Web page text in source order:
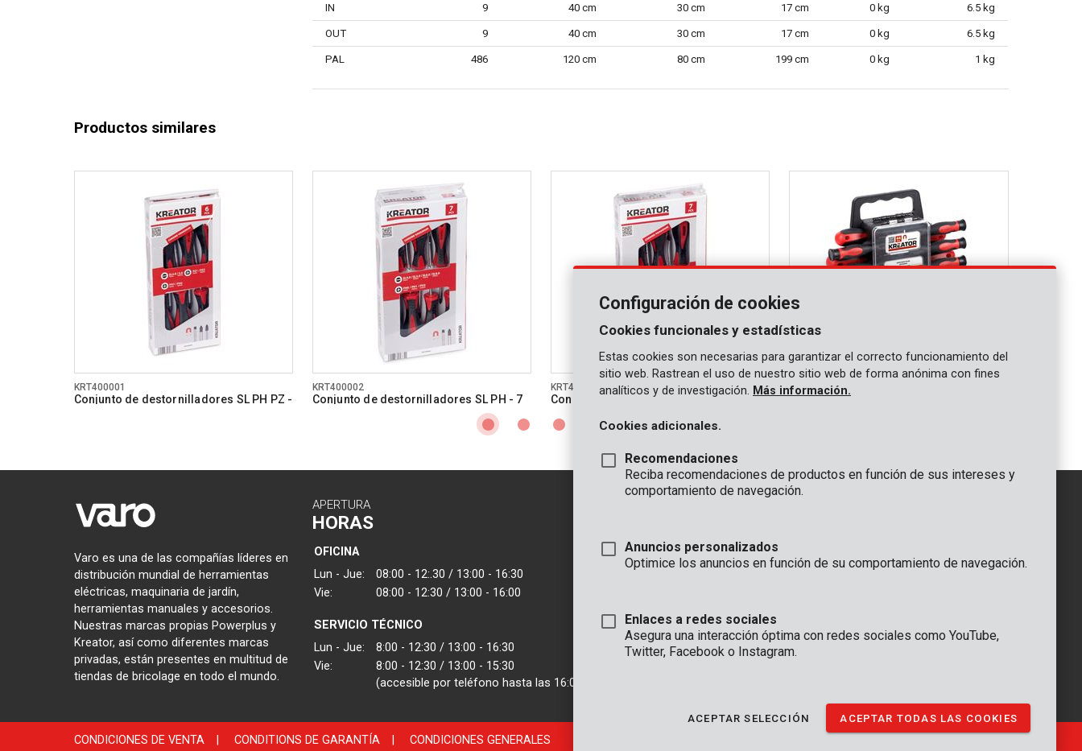
IN 9 40 cm 30 cm 17 cm 0 kg 6.5 kg
OUT 9 40 cm 30 cm 17 cm 0 kg 6.5 kg
PAL 486 120 cm 80 cm 199 cm 0 kg 1 kg
Productos similares
KRT400001
Conjunto de destornilladores SL PH PZ -
KRT400002
Conjunto de destornilladores SL PH - 7
KRT400003
Conjunto de destornilladores SL PZ - 7
KRT400004
Conjunto de destornilladores multi - 44
Varo es una de las compañías líderes en
distribución mundial de herramientas
eléctricas, maquinaria de jardín,
herramientas manuales y accesorios.
Nuestras marcas propias Powerplus y
Kreator, así como diferentes marcas
privadas, están presentes en multitud de
tiendas de bricolage en todo el mundo.
APERTURA
HORAS
OFICINA
Lun - Jue:
08:00 - 12:.30 / 13:00 - 16:30
Vie:
08:00 - 12:30 / 13:00 - 16:00
SERVICIO TÉCNICO
Lun - Jue:
8:00 - 12:30 / 13:00 - 16:30
Vie:
8:00 - 12:30 / 13:00 - 15:30
(accesible por teléfono hasta las 16:00)
OFICINA
2500 Lier - Bélgica
VARO IBERICA
GENERAL
+32 (0)3 292 92 90
CONDICIONES DE VENTA CONDITIONS DE GARANTÍA CONDICIONES GENERALES
Configuración de cookies
Cookies funcionales y estadísticas
Estas cookies son necesarias para garantizar el correcto funcionamiento del
sitio web. Rastrean el uso de nuestro sitio web de forma anónima con fines
analíticos y de investigación. Más información.
Cookies adicionales.
Recomendaciones
Reciba recomendaciones de productos en función de sus intereses y
comportamiento de navegación.
Anuncios personalizados
Optimice los anuncios en función de su comportamiento de navegación.
Enlaces a redes sociales
Asegura una interacción óptima con redes sociales como YouTube,
Twitter, Facebook o Instagram.
ACEPTAR SELECCIÓN ACEPTAR TODAS LAS COOKIES